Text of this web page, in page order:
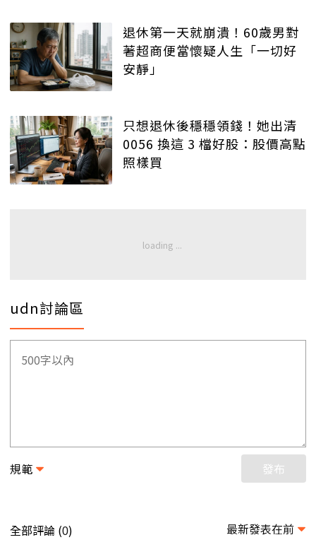
退休第一天就崩潰！60歲男對
著超商便當懷疑人生「一切好
安靜」
只想退休後穩穩領錢！她出清
0056 換這 3 檔好股：股價高點
照樣買
udn討論區
規範 發布
全部評論 (0) 最新發表在前